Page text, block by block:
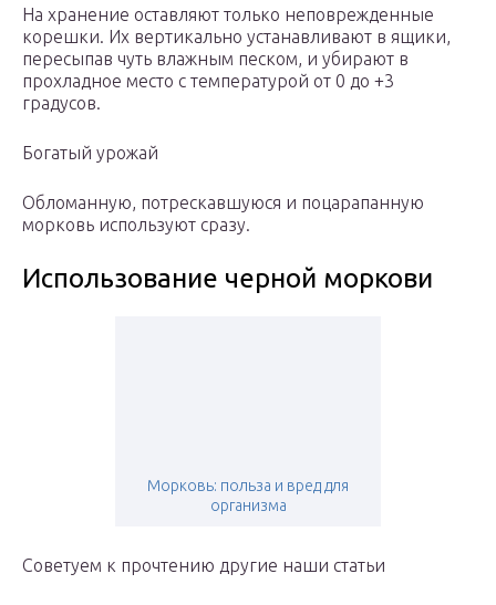
На хранение оставляют только неповрежденные
корешки. Их вертикально устанавливают в ящики,
пересыпав чуть влажным песком, и убирают в
прохладное место с температурой от 0 до +3
градусов.
Богатый урожай
Обломанную, потрескавшуюся и поцарапанную
морковь используют сразу.
Использование черной моркови
Морковь: польза и вред для
организма
Советуем к прочтению другие наши статьи